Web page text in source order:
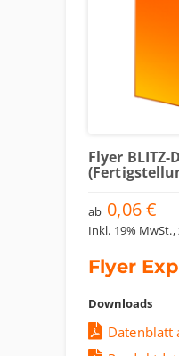
Flyer BLITZ-
ab 0,06 €
Inkl. 19% MwSt.,
Flyer
Downloads
Datenblatt